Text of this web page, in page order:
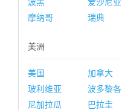
摩纳哥
瑞典
美洲
美国 加拿大
玻利维亚
波多黎各
尼加拉瓜
巴拉圭